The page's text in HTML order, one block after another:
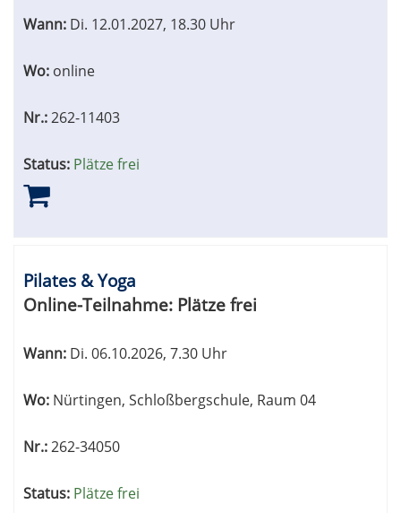
Wann: Di. 12.01.2027, 18.30 Uhr
Wo: online
Nr.:262-11403
Status: Plätze frei
Pilates & Yoga
Online-Teilnahme: Plätze frei
Wann: Di. 06.10.2026, 7.30 Uhr
Wo: Nürtingen, Schloßbergschule, Raum 04
Nr.:262-34050
Status: Plätze frei